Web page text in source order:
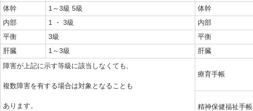
体幹
1～3級 5級 体幹
内部
1 ・ 3級 内部
平衡
3級 平衡
肝臓
1～3級 肝臓
障害が上記に示す等級に該当しなくても,
複数障害を有する場合は対象となることも
あります。
療育手帳
精神保健福祉手帳